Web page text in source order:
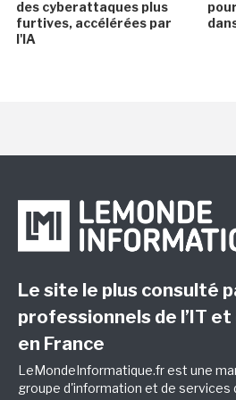
des cyberattaques plus
furtives, accélérées par
l'IA
Le site le plus consulté
professionnels de l’IT et
en France
LeMondeInformatique.fr est une
groupe d'information et de services